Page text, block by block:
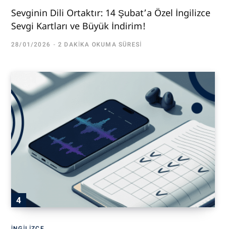
Sevginin Dili Ortaktır: 14 Şubat’a Özel İngilizce
Sevgi Kartları ve Büyük İndirim!
28/01/2026 2 DAKIKA OKUMA SÜRESI